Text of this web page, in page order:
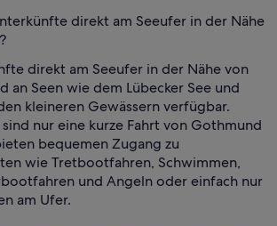
direkt am Seeufer in der Nähe
direkt am Seeufer in der Nähe von
an Seen wie dem Lübecker See und
kleineren Gewässern verfügbar.
nur eine kurze Fahrt von Gothmund
bequemen Zugang zu
wie Tretbootfahren, Schwimmen,
und Angeln oder einfach nur
am Ufer.